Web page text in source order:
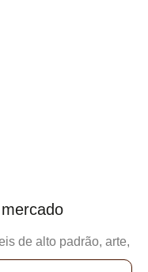
de alto padrão, arte,